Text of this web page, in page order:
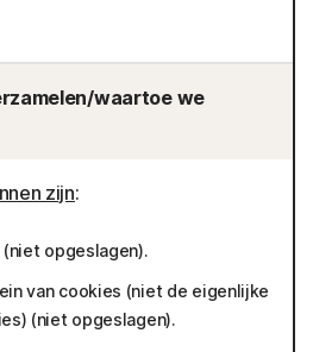
waartoe we
zijn:
opgeslagen).
van cookies (niet de eigenlijke
(niet opgeslagen).